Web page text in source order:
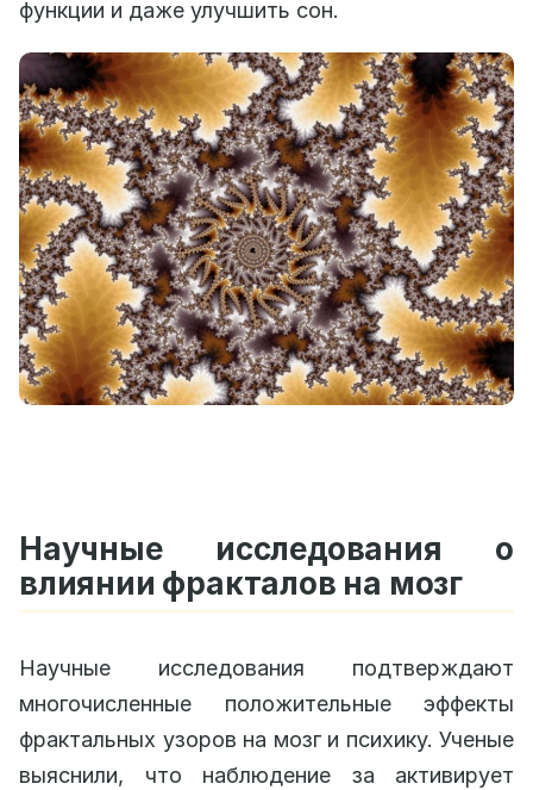
функции и даже улучшить сон.
Научные исследования о
влиянии фракталов на мозг
Научные исследования подтверждают
многочисленные положительные эффекты
фрактальных узоров на мозг и психику. Ученые
выяснили, что наблюдение за активирует